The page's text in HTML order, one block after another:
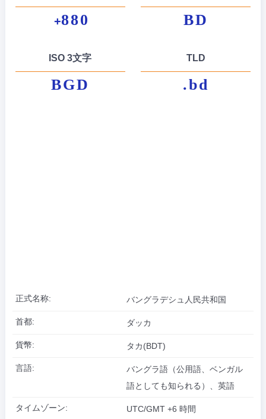
+880 BD
ISO 3文字
BGD
TLD
.bd
正式名称: バングラデシュ人民共和国
首都: ダッカ
貨幣: タカ(BDT)
言語:
バングラ語（公用語、ベンガル
語としても知られる）、英語
タイムゾーン: UTC/GMT +6 時間